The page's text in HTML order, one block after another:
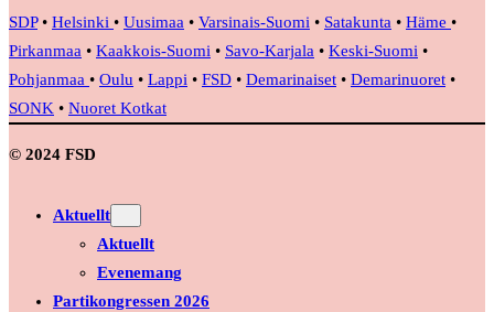
SDP• Helsinki • Uusimaa • Varsinais-Suomi • Satakunta • Häme •
Pirkanmaa • Kaakkois-Suomi • Savo-Karjala • Keski-Suomi •
Pohjanmaa • Oulu • Lappi • FSD • Demarinaiset • Demarinuoret •
SONK • Nuoret Kotkat
© 2024 FSD
Aktuellt
Aktuellt
Evenemang
Partikongressen 2026